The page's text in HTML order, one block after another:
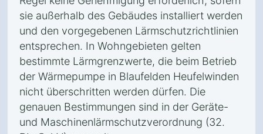
sie außerhalb des Gebäudes installiert werden
und den vorgegebenen Lärmschutzrichtlinien
entsprechen. In Wohngebieten gelten
bestimmte Lärmgrenzwerte, die beim Betrieb
der Wärmepumpe in Blaufelden Heufelwinden
nicht überschritten werden dürfen. Die
genauen Bestimmungen sind in der Geräte-
und Maschinenlärmschutzverordnung (32.